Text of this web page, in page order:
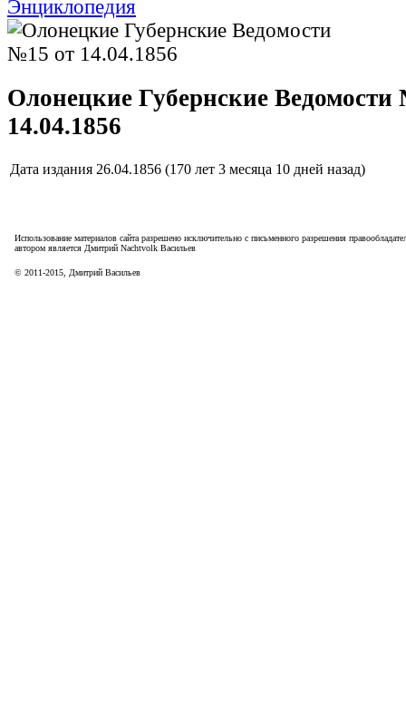
Энциклопедия
Олонецкие Губернские Ведомости
14.04.1856
Дата издания 26.04.1856 (170 лет 3 месяца 10 дней назад)
Использование материалов сайта разрешено исключительно с письменного разрешения
автором является Дмитрий Nachtvolk Васильев
© 2011-2015 , Дмитрий Васильев